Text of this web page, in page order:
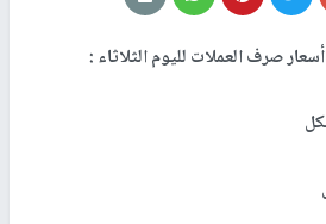
أسعار صرف العملات لليوم الثلاثاء :